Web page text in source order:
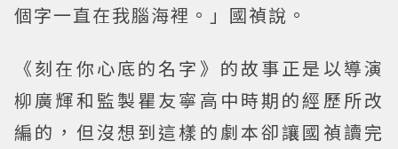
個字一直在我腦海裡。」國禎說。
《刻在你心底的名字》的故事正是以導演
柳廣輝和監製瞿友寧高中時期的經歷所改
編的，但沒想到這樣的劇本卻讓國禎讀完